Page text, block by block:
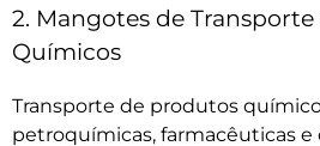
2. Mangotes de
Químicos
Transporte de produtos
petroquímicas, farmacêuticas